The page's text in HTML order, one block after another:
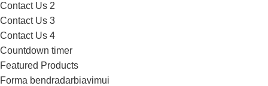
Contact Us 2
Contact Us 3
Contact Us 4
Countdown timer
Featured Products
Forma bendradarbiavimui